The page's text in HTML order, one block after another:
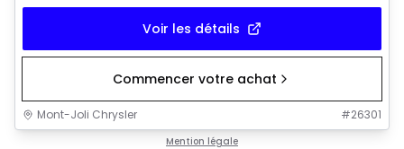
Voir les détails
Commencer votre achat
Mont-Joli Chrysler #26301
Mention légale